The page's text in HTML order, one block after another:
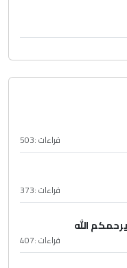
قراءات :503
قراءات :373
الله
قراءات :407